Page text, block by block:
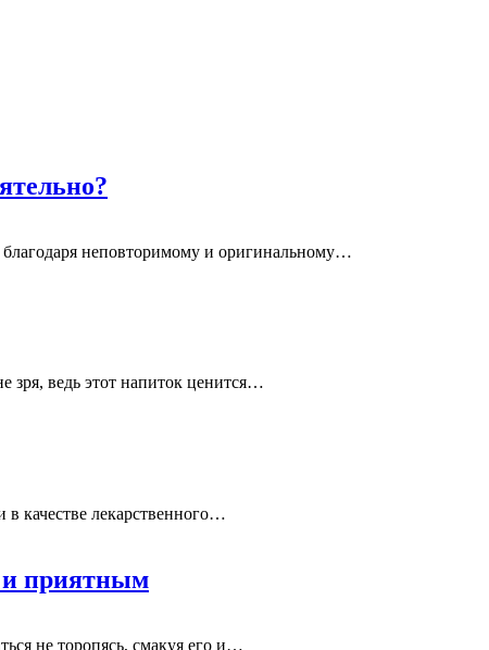
благодаря неповторимому и оригинальному…
зря, ведь этот напиток ценится…
в качестве лекарственного…
и приятным
не торопясь, смакуя его и…